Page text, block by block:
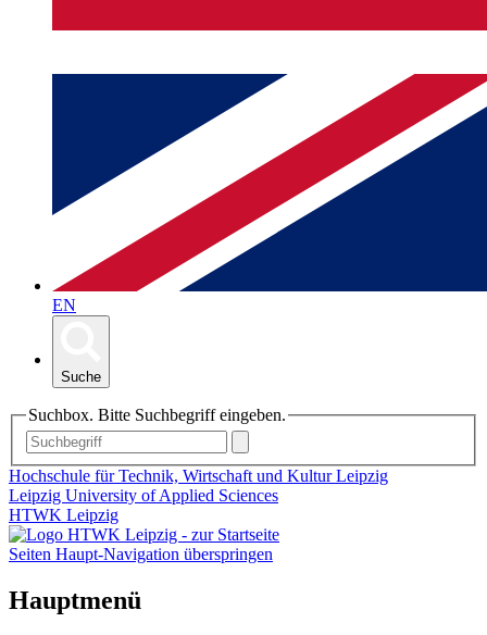
EN
Suche
Suchbox. Bitte Suchbegriff eingeben.
Hochschule für Technik, Wirtschaft und Kultur Leipzig
Leipzig University of Applied Sciences
HTWK Leipzig
Seiten Haupt-Navigation überspringen
Hauptmenü